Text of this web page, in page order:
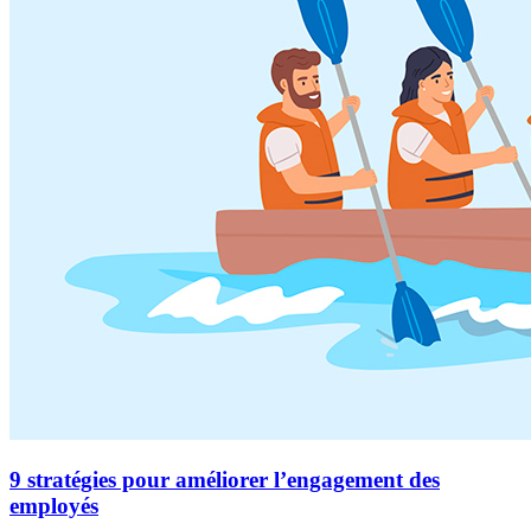
9 stratégies pour améliorer l’engagement des
employés